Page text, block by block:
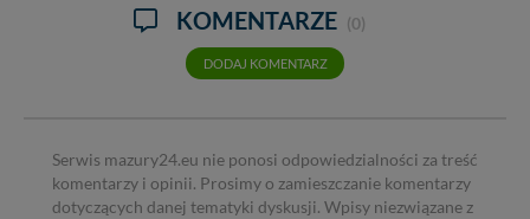
KOMENTARZE (0)
DODAJ KOMENTARZ
Serwis mazury24.eu nie ponosi odpowiedzialności za treść
komentarzy i opinii. Prosimy o zamieszczanie komentarzy
dotyczących danej tematyki dyskusji. Wpisy niezwiązane z